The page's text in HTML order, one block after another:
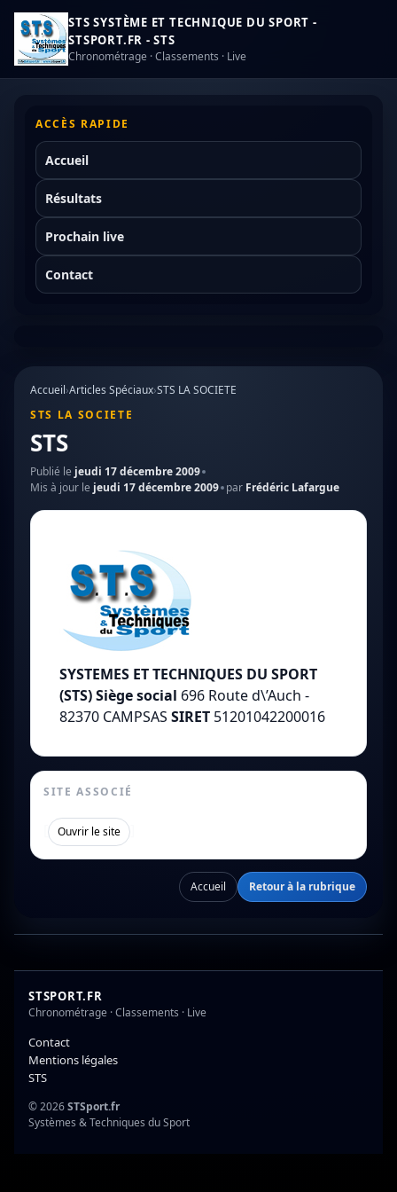
STS SYSTÈME ET TECHNIQUE DU SPORT -
STSPORT.FR - STS
Chronométrage · Classements · Live
ACCÈS RAPIDE
Accueil
Résultats
Prochain live
Contact
Accueil›Articles Spéciaux›STS LA SOCIETE
STS LA SOCIETE
STS
Publié le jeudi 17 décembre 2009
Mis à jour le jeudi 17 décembre 2009 par Frédéric Lafargue
SYSTEMES ET TECHNIQUES DU SPORT
(STS)Siège social 696 Route d\’Auch -
82370 CAMPSAS SIRET 51201042200016
SITE ASSOCIÉ
Ouvrir le site
Accueil Retour à la rubrique
STSPORT.FR
Chronométrage · Classements · Live
Contact
Mentions légales
STS
© 2026STSport.fr
Systèmes & Techniques du Sport